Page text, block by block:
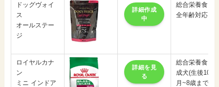
ドッグヴォイ
ス
オールステー
ジ
詳細作成
中
総合栄養食
全年齢対応
ロイヤルカナ
ン
ミニ インドア
詳細を見
る
総合栄養食
成犬(生後10ヶ
月~8歳まで）